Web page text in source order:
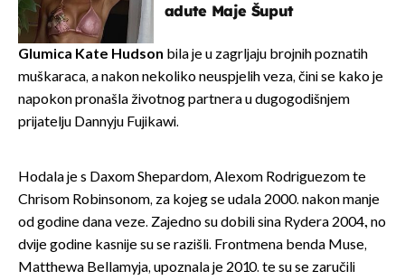
adute Maje Šuput
Glumica Kate Hudson bila je u zagrljaju brojnih poznatih
muškaraca, a nakon nekoliko neuspjelih veza, čini se kako je
napokon pronašla životnog partnera u dugogodišnjem
prijatelju Dannyju Fujikawi.
Hodala je s Daxom Shepardom, Alexom Rodriguezom te
Chrisom Robinsonom, za kojeg se udala 2000. nakon manje
od godine dana veze. Zajedno su dobili sina Rydera 2004., no
dvije godine kasnije su se razišli. Frontmena benda Muse,
Matthewa Bellamyja, upoznala je 2010. te su se zaručili